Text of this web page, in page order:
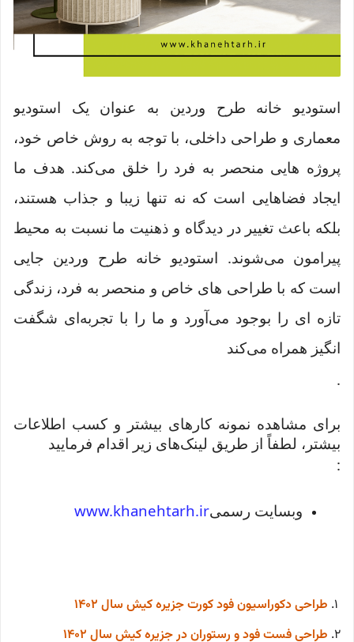
استودیو خانه طرح وردین به عنوان یک استودیو
معماری و طراحی داخلی، با توجه به روش خاص خود،
پروژه هایی منحصر به فرد را خلق می‌کند. هدف ما
ایجاد فضاهایی است که نه تنها زیبا و جذاب هستند،
بلکه باعث تغییر در دیدگاه و ذهنیت ما نسبت به محیط
پیرامون می‌شوند. استودیو خانه طرح وردین جایی
است که با طراحی های خاص و منحصر به فرد، زندگی
تازه ای را بوجود می‌آورد و ما را با تجربه‌ای شگفت
انگیز همراه می‌کند
.
برای مشاهده نمونه کارهای بیشتر و کسب اطلاعات
بیشتر، لطفاً از طریق لینک‌های زیر اقدام فرمایید
:
وبسایت رسمیwww.khanehtarh.ir
طراحی دکوراسیون فود کورت جزیره کیش سال 1402
طراحی فست فود و رستوران در جزیره کیش سال 1402